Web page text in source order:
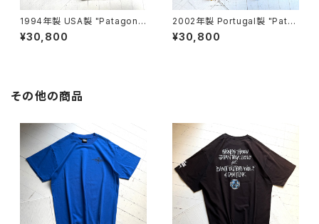
1994年製 USA製 "Patagoni
a" printed lightweight sync
hilla sweater
¥30,800
2002年製 Portugal製 "Pata
gonia" synchilla snap-T pu
llover
¥30,800
その他の商品